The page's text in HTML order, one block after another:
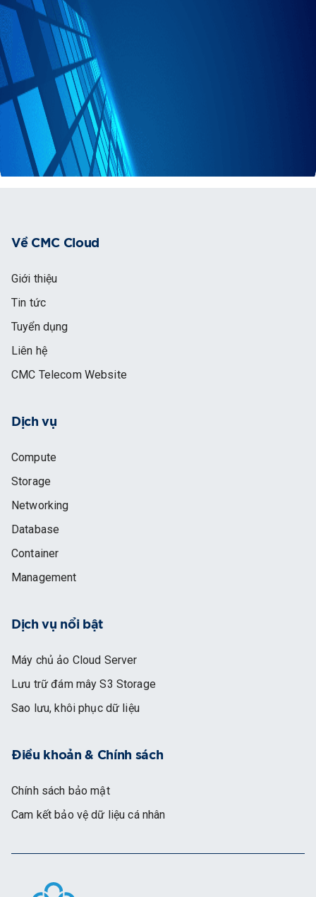
Về CMC Cloud
Giới thiệu
Tin tức
Tuyển dụng
Liên hệ
CMC Telecom Website
Dịch vụ
Compute
Storage
Networking
Database
Container
Management
Dịch vụ nổi bật
Máy chủ ảo Cloud Server
Lưu trữ đám mây S3 Storage
Sao lưu, khôi phục dữ liệu
Điều khoản & Chính sách
Chính sách bảo mật
Cam kết bảo vệ dữ liệu cá nhân